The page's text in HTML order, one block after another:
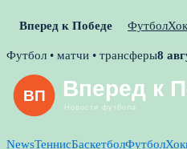
Вперед к Победе Футбол
Skip
content
Футбол • матчи • трансферы8
NewsТеннисБаскетболФутбол